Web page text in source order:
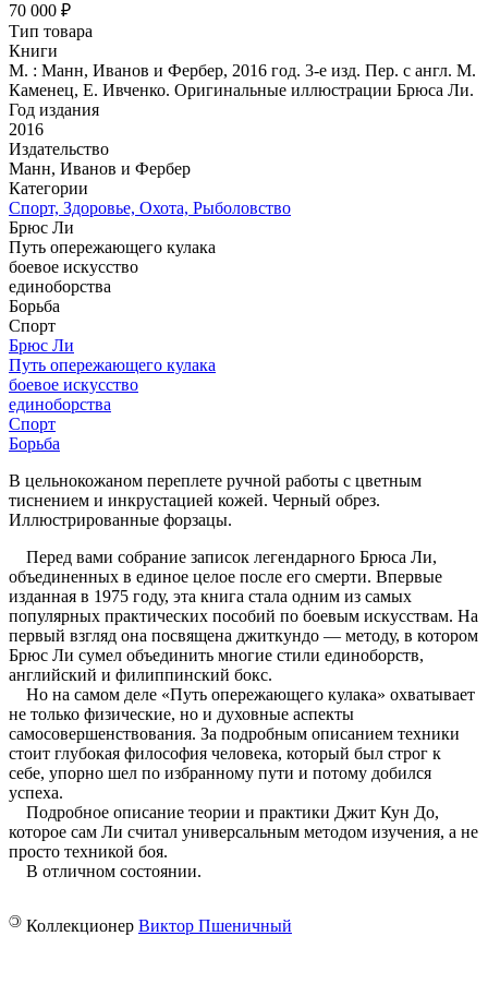
70 000 ₽
Тип товара
Книги
М. : Манн, Иванов и Фербер, 2016 год. 3-е изд. Пер. с англ. М.
Каменец, Е. Ивченко. Оригинальные иллюстрации Брюса Ли.
Год издания
2016
Издательство
Манн, Иванов и Фербер
Категории
Спорт, Здоровье, Охота, Рыболовство
Брюс Ли
Путь опережающего кулака
боевое искусство
единоборства
Борьба
Спорт
Брюс Ли
Путь опережающего кулака
боевое искусство
единоборства
Спорт
Борьба
В цельнокожаном переплете ручной работы с цветным
тиснением и инкрустацией кожей. Черный обрез.
Иллюстрированные форзацы.
Перед вами собрание записок легендарного Брюса Ли,
объединенных в единое целое после его смерти. Впервые
изданная в 1975 году, эта книга стала одним из самых
популярных практических пособий по боевым искусствам. На
первый взгляд она посвящена джиткундо — методу, в котором
Брюс Ли сумел объединить многие стили единоборств,
английский и филиппинский бокс.
Но на самом деле «Путь опережающего кулака» охватывает
не только физические, но и духовные аспекты
самосовершенствования. За подробным описанием техники
стоит глубокая философия человека, который был строг к
себе, упорно шел по избранному пути и потому добился
успеха.
Подробное описание теории и практики Джит Кун До,
которое сам Ли считал универсальным методом изучения, а не
просто техникой боя.
В отличном состоянии.
© Коллекционер Виктор Пшеничный